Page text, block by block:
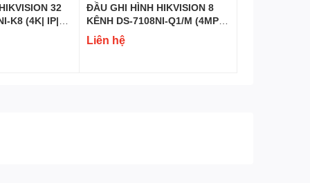
32
K8 (4K| IP|
ĐẦU GHI HÌNH HIKVISION 8
KÊNH DS-7108NI-Q1/M (4MP|
IP| H.265+)
Liên hệ